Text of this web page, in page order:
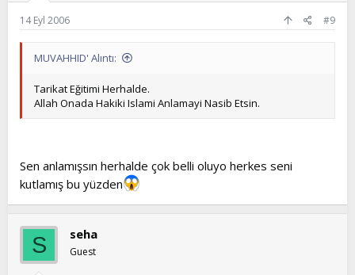
14 Eyl 2006 #9
MUVAHHID' Alıntı:
Tarikat Eğitimi Herhalde.
Allah Onada Hakiki Islami Anlamayi Nasib Etsin.
Sen anlamışsın herhalde çok belli oluyo herkes seni
kutlamış bu yüzden
S seha
Guest